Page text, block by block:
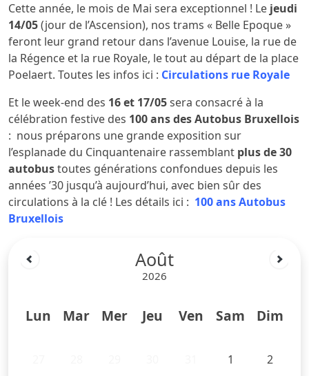
Cette année, le mois de Mai sera exceptionnel ! Le jeudi
14/05(jour de l’Ascension), nos trams « Belle Epoque »
feront leur grand retour dans l’avenue Louise, la rue de
la Régence et la rue Royale, le tout au départ de la place
Poelaert. Toutes les infos ici : Circulations rue Royale
Et le week-end des 16 et 17/05sera consacré à la
célébration festive des 100 ans des Autobus Bruxellois
: nous préparons une grande exposition sur
l’esplanade du Cinquantenaire rassemblant plus de 30
autobustoutes générations confondues depuis les
années ’30 jusqu’à aujourd’hui, avec bien sûr des
circulations à la clé ! Les détails ici : 100 ans Autobus
Bruxellois
Août
2026
Lun Mar Mer Jeu Ven Sam Dim
1 2